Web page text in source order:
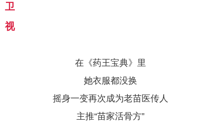
卫
视
在《药王宝典》里
她衣服都没换
摇身一变再次成为老苗医传人
主推“苗家活骨方”